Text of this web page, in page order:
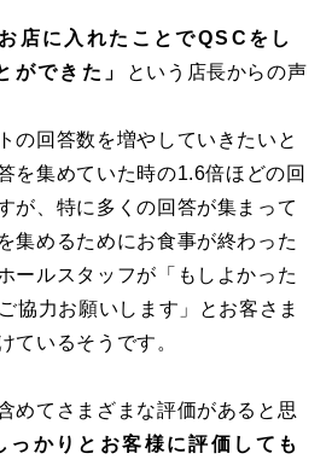
店に入れたことでQSCをし
ができた」
という店⻑からの声
の回答数を増やしていきたいと
を集めていた時の1.6倍ほどの回
が、特に多くの回答が集まって
集めるためにお食事が終わった
ールスタッフが「もしよかった
協力お願いします」とお客さま
ているそうです。
めてさまざまな評価があると思
っかりとお客様に評価しても